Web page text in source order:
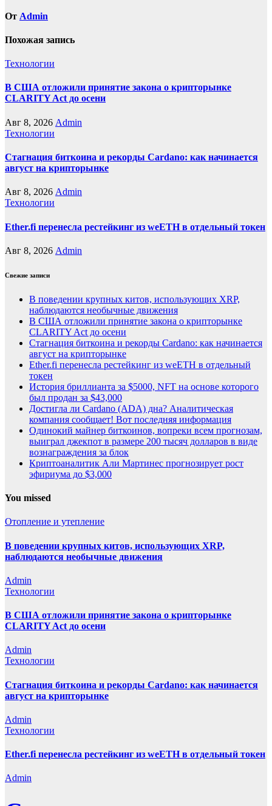
От Admin
Похожая запись
Технологии
В США отложили принятие закона о крипторынке
CLARITY Act до осени
Авг 8, 2026 Admin
Технологии
Стагнация биткоина и рекорды Cardano: как начинается
август на крипторынке
Авг 8, 2026 Admin
Технологии
Ether.fi перенесла рестейкинг из weETH в отдельный токен
Авг 8, 2026 Admin
Свежие записи
В поведении крупных китов, использующих XRP,
наблюдаются необычные движения
В США отложили принятие закона о крипторынке
CLARITY Act до осени
Стагнация биткоина и рекорды Cardano: как начинается
август на крипторынке
Ether.fi перенесла рестейкинг из weETH в отдельный
токен
История бриллианта за $5000, NFT на основе которого
был продан за $43,000
Достигла ли Cardano (ADA) дна? Аналитическая
компания сообщает! Вот последняя информация
Одинокий майнер биткоинов, вопреки всем прогнозам,
выиграл джекпот в размере 200 тысяч долларов в виде
вознаграждения за блок
Криптоаналитик Али Мартинес прогнозирует рост
эфириума до $3,000
You missed
Отопление и утепление
В поведении крупных китов, использующих XRP,
наблюдаются необычные движения
Admin
Технологии
В США отложили принятие закона о крипторынке
CLARITY Act до осени
Admin
Технологии
Стагнация биткоина и рекорды Cardano: как начинается
август на крипторынке
Admin
Технологии
Ether.fi перенесла рестейкинг из weETH в отдельный токен
Admin